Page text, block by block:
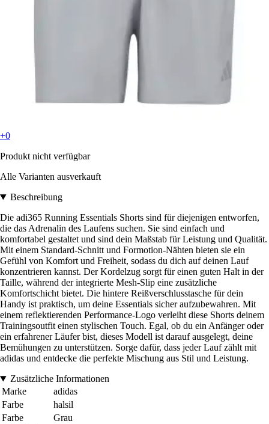
+0
Produkt nicht verfügbar
Alle Varianten ausverkauft
Beschreibung
Die adi365 Running Essentials Shorts sind für diejenigen entworfen,
die das Adrenalin des Laufens suchen. Sie sind einfach und
komfortabel gestaltet und sind dein Maßstab für Leistung und Qualität.
Mit einem Standard-Schnitt und Formotion-Nähten bieten sie ein
Gefühl von Komfort und Freiheit, sodass du dich auf deinen Lauf
konzentrieren kannst. Der Kordelzug sorgt für einen guten Halt in der
Taille, während der integrierte Mesh-Slip eine zusätzliche
Komfortschicht bietet. Die hintere Reißverschlusstasche für dein
Handy ist praktisch, um deine Essentials sicher aufzubewahren. Mit
einem reflektierenden Performance-Logo verleiht diese Shorts deinem
Trainingsoutfit einen stylischen Touch. Egal, ob du ein Anfänger oder
ein erfahrener Läufer bist, dieses Modell ist darauf ausgelegt, deine
Bemühungen zu unterstützen. Sorge dafür, dass jeder Lauf zählt mit
adidas und entdecke die perfekte Mischung aus Stil und Leistung.
Zusätzliche Informationen
Marke
adidas
Farbe
halsil
Farbe
Grau